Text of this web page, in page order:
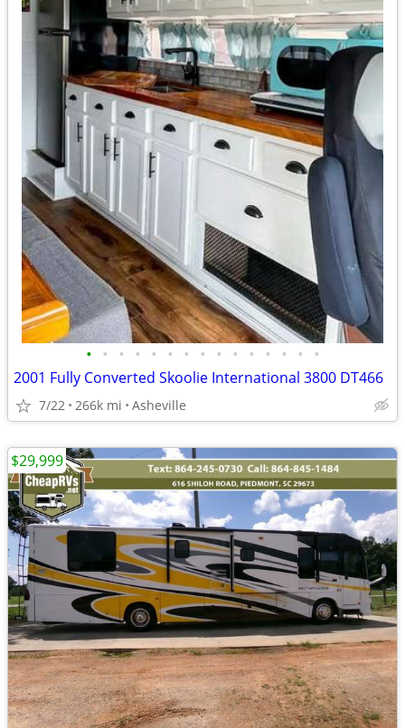
• • • • • • • • • • • • • • •
2001 Fully Converted Skoolie International 3800 DT466
7/22 266k mi Asheville
$29,999